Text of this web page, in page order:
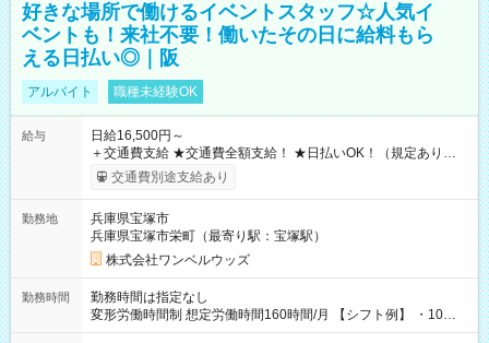
好きな場所で働けるイベントスタッフ☆人気イ
ベントも！来社不要！働いたその日に給料もら
える日払い◎｜阪
アルバイト 職種未経験OK
給与
日給16,500円～
＋交通費支給 ★交通費全額支給！ ★日払いOK！（規定あり） ┗
働いたその日に現金GET♪ お仕事後はコンビニATMから 日払
交通費別途支給あり
勤務地
兵庫県宝塚市
兵庫県宝塚市栄町（最寄り駅：宝塚駅）
株式会社ワンベルウッズ
勤務時間
勤務時間は指定なし
変形労働時間制 想定労働時間160時間/月 【シフト例】 ・10：
00～20：00